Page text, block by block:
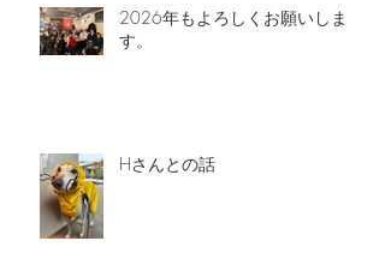
2026年もよろしくお願いしま
す。
Hさんとの話